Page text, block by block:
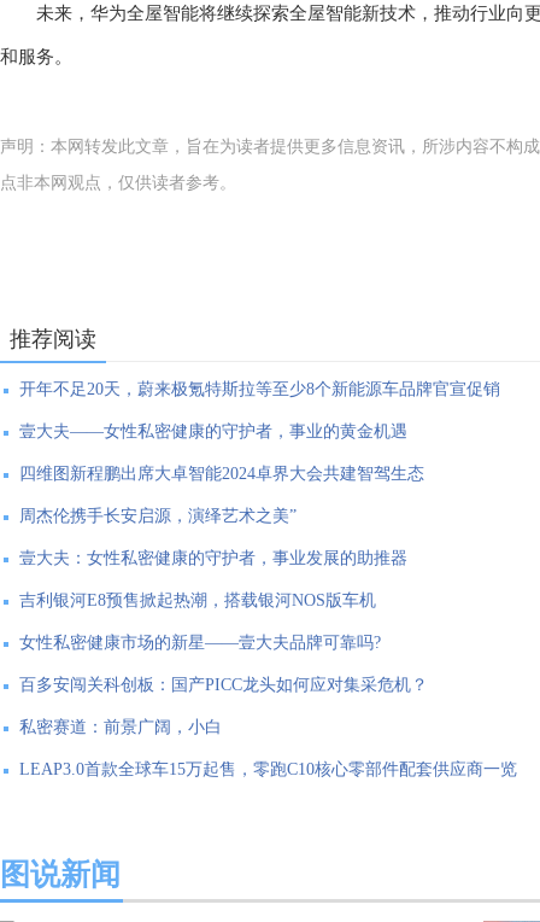
未来，华为全屋智能将继续探索全屋智能新技术，推动行业向
和服务。
声明：本网转发此文章，旨在为读者提供更多信息资讯，所涉内容不构
点非本网观点，仅供读者参考。
推荐阅读
开年不足20天，蔚来极氪特斯拉等至少8个新能源车品牌官宣促销
壹大夫——女性私密健康的守护者，事业的黄金机遇
四维图新程鹏出席大卓智能2024卓界大会共建智驾生态
周杰伦携手长安启源，演绎艺术之美”
壹大夫：女性私密健康的守护者，事业发展的助推器
吉利银河E8预售掀起热潮，搭载银河NOS版车机
女性私密健康市场的新星——壹大夫品牌可靠吗?
百多安闯关科创板：国产PICC龙头如何应对集采危机？
私密赛道：前景广阔，小白
LEAP3.0首款全球车15万起售，零跑C10核心零部件配套供应商一览
图说新闻